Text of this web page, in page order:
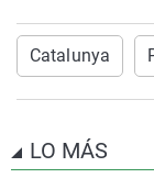
Catalunya
LO MÁS